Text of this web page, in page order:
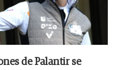
de Palantir se